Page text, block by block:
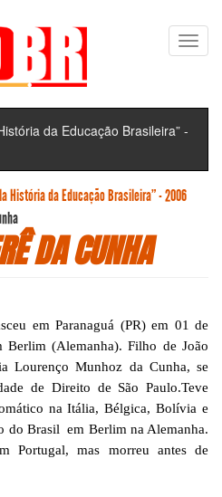
da Educação Brasileira” -
História da Educação Brasileira” - 2006
DA CUNHA
em Paranaguá (PR) em 01 de
Berlim (Alemanha). Filho de João
Lourenço Munhoz da Cunha, se
de Direito de São Paulo.Teve
na Itália, Bélgica, Bolívia e
do Brasil em Berlim na Alemanha.
Portugal, mas morreu antes de